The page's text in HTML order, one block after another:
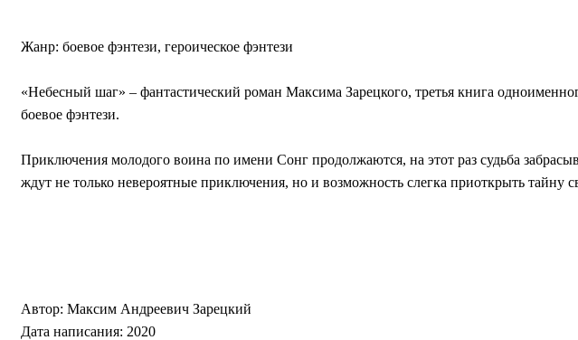
Жанр: боевое фэнтези, героическое фэнтези
«Небесный шаг» – фантастический роман Максима Зарецкого, третья книга
боевое фэнтези.
Приключения молодого воина по имени Сонг продолжаются, на этот раз судьба
ждут не только невероятные приключения, но и возможность слегка приоткрыть тайну
Автор: Максим Андреевич Зарецкий
Дата написания: 2020